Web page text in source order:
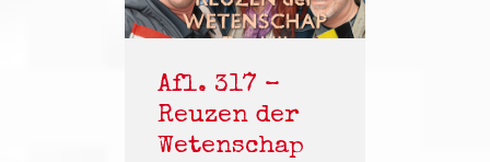
Afl. 317 –
Reuzen der
Wetenschap